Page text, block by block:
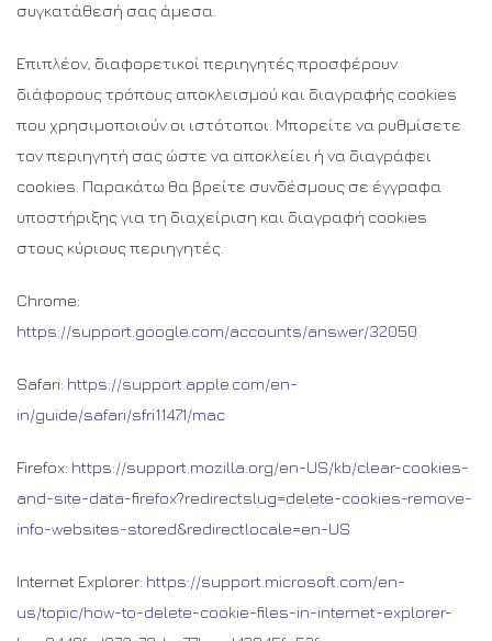
συγκατάθεσή σας άμεσα.
Επιπλέον, διαφορετικοί περιηγητές προσφέρουν
διάφορους τρόπους αποκλεισμού και διαγραφής cookies
που χρησιμοποιούν οι ιστότοποι. Μπορείτε να ρυθμίσετε
τον περιηγητή σας ώστε να αποκλείει ή να διαγράφει
cookies. Παρακάτω θα βρείτε συνδέσμους σε έγγραφα
υποστήριξης για τη διαχείριση και διαγραφή cookies
στους κύριους περιηγητές.
Chrome:
https://support.google.com/accounts/answer/32050
Safari: https://support.apple.com/en-
in/guide/safari/sfri11471/mac
Firefox: https://support.mozilla.org/en-US/kb/clear-cookies-
and-site-data-firefox?redirectslug=delete-cookies-remove-
info-websites-stored&redirectlocale=en-US
Internet Explorer: https://support.microsoft.com/en-
us/topic/how-to-delete-cookie-files-in-internet-explorer-